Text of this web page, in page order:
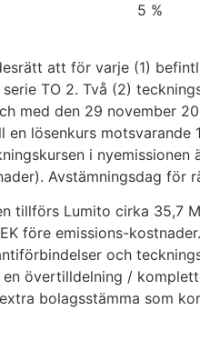
5 %
att för varje (1)
TO 2. Två (2)
med den 29 november
lösenkurs motsvarande
i
Avstämningsdag för
tillförs Lumito cirka 35,7
före emissions-
och
övertilldelning /
bolagsstämma som